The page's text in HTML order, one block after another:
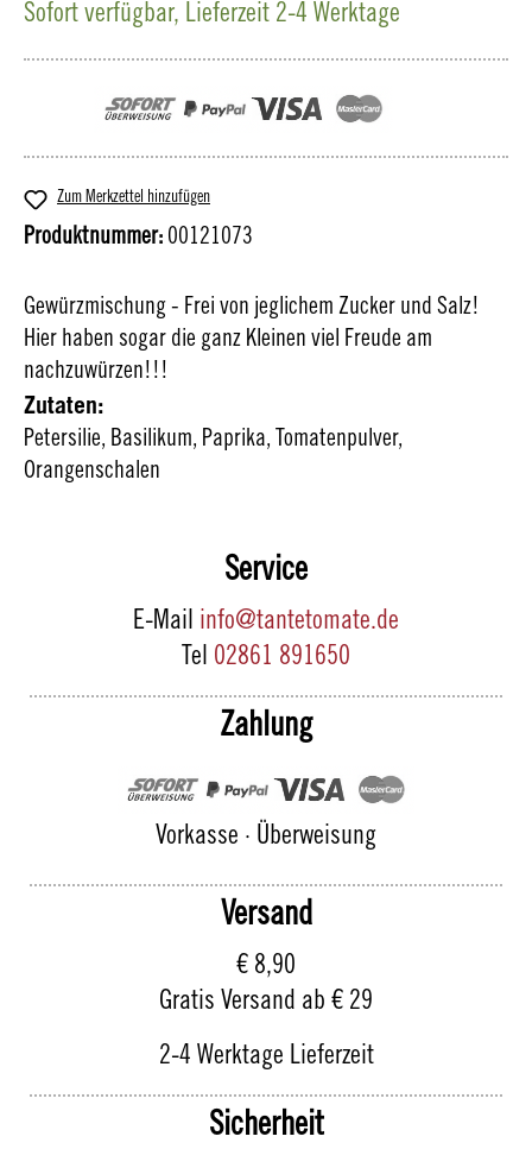
Sofort verfügbar, Lieferzeit 2-4 Werktage
Zum Merkzettel hinzufügen
Produktnummer: 00121073
Gewürzmischung - Frei von jeglichem Zucker und Salz!
Hier haben sogar die ganz Kleinen viel Freude am
nachzuwürzen!!!
Zutaten:
Petersilie, Basilikum, Paprika, Tomatenpulver,
Orangenschalen
Service
E-Mail info@tantetomate.de
Tel 02861 891650
Zahlung
Vorkasse · Überweisung
Versand
€ 8,90
Gratis Versand ab € 29
2-4 Werktage Lieferzeit
Sicherheit